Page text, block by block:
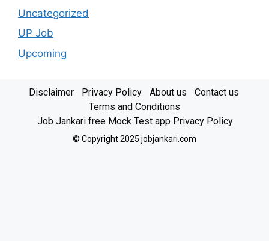
Uncategorized
UP Job
Upcoming
Disclaimer Privacy Policy About us
Contact us
Terms and Conditions
Job Jankari free Mock Test app Privacy Policy
© Copyright 2025 jobjankari.com